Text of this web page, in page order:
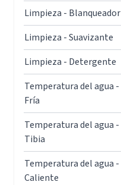
Limpieza - Blanqueador
Limpieza - Suavizante
Limpieza - Detergente
Temperatura del agua -
Fría
Temperatura del agua -
Tibia
Temperatura del agua -
Caliente